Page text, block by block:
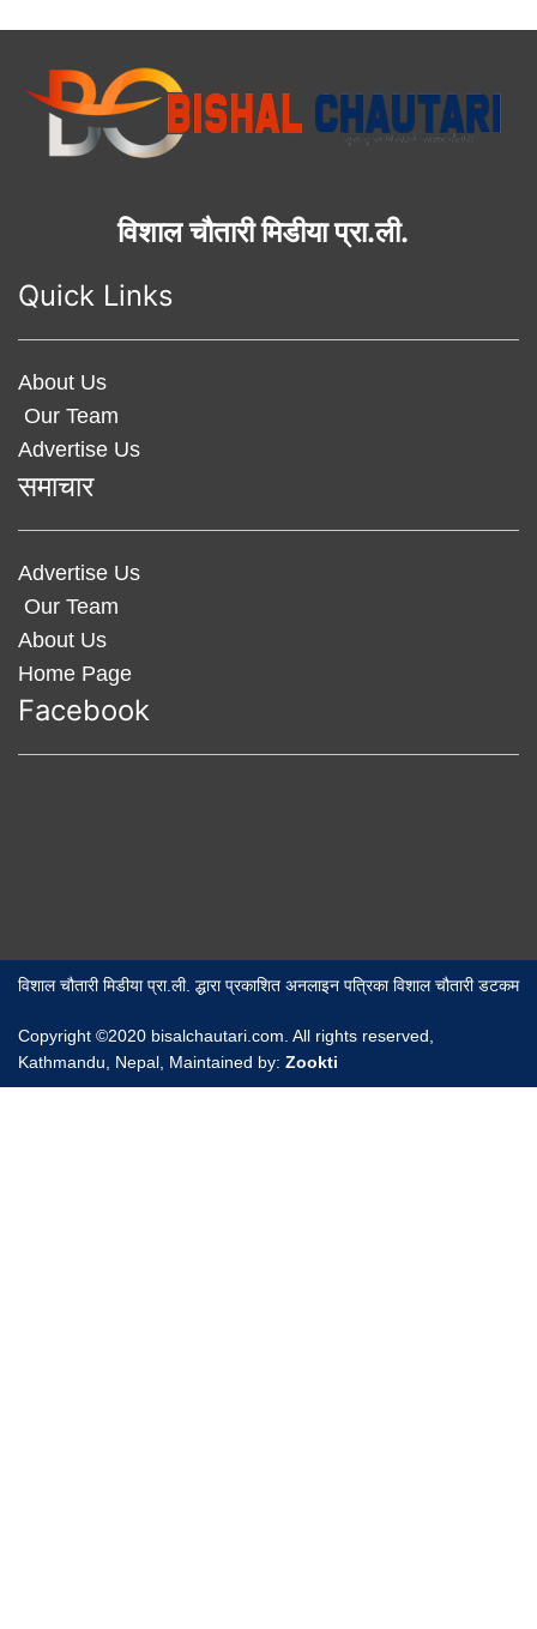
विशाल चौतारी मिडीया प्रा.ली.
Quick Links
About Us
Our Team
Advertise Us
समाचार
Advertise Us
Our Team
About Us
Home Page
Facebook
विशाल चौतारी मिडीया प्रा.ली. द्धारा प्रकाशित अनलाइन पत्रिका विशाल चौतारी डटकम
Copyright ©2020 bisalchautari.com. All rights reserved,
Kathmandu, Nepal, Maintained by: Zookti